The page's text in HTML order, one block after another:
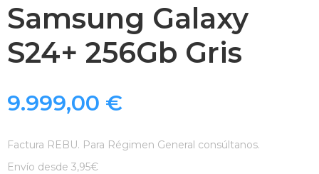
Samsung Galaxy
S24+ 256Gb Gris
9.999,00 €
Factura REBU. Para Régimen General consúltanos.
Envío desde 3,95€